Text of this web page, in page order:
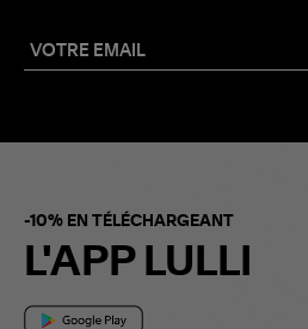
-10% EN TÉLÉCHARGEANT
L'APP LULLI